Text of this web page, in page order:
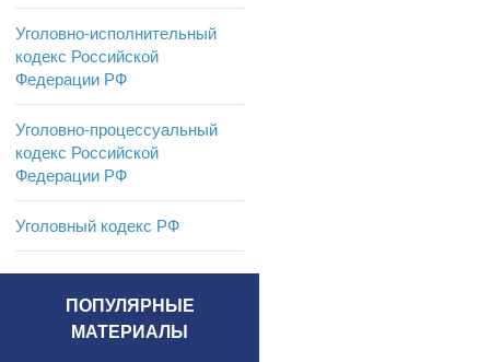
Уголовно-исполнительный
кодекс Российской
Федерации РФ
Уголовно-процессуальный
кодекс Российской
Федерации РФ
Уголовный кодекс РФ
ПОПУЛЯРНЫЕ
МАТЕРИАЛЫ